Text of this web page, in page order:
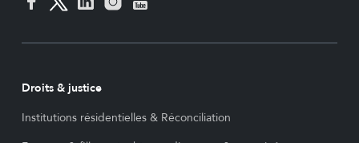
Droits & justice
Institutions résidentielles & Réconciliation